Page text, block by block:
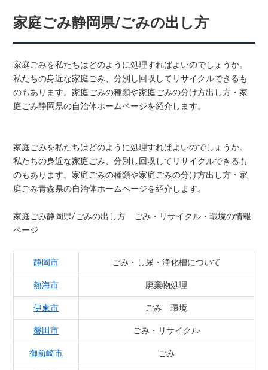
家庭ごみ静岡県/ごみの出し方
家庭ごみを私たちはどのように処理すればよいのでしょうか。
私たちの身近な家庭ごみ、分別し回収してリサイクルできるも
のもあります。家庭ごみの種類や家庭ごみの分け方出し方・家
庭ごみ静岡県の自治体ホームページを紹介します。
家庭ごみを私たちはどのように処理すればよいのでしょうか。
私たちの身近な家庭ごみ、分別し回収してリサイクルできるも
のもあります。家庭ごみの種類や家庭ごみの分け方出し方・家
庭ごみ青森県の自治体ホームページを紹介します。
家庭ごみ静岡県/ごみの出し方 ごみ・リサイクル・環境の情報
ページ
静岡市 ごみ・し尿・浄化槽について
熱海市 廃棄物処理
伊東市 ごみ 環境
磐田市 ごみ・リサイクル
御前崎市 ごみ